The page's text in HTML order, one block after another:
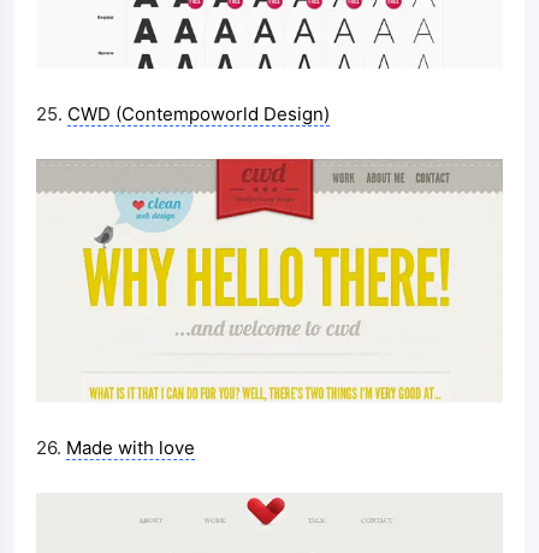
25. CWD (Contempoworld Design)
26. Made with love